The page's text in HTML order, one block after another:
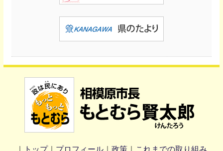
トップ｜ プロフィール｜ 政策｜ これまでの取り組み